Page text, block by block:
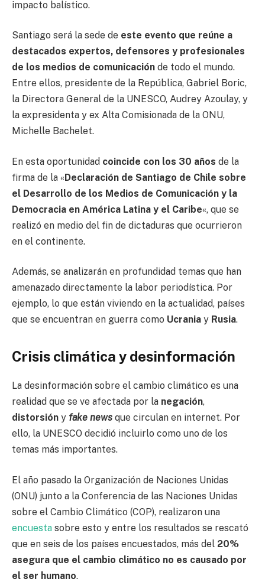
impacto balístico.
Santiago será la sede de este evento que reúne a
destacados expertos, defensores y profesionales
de los medios de comunicación de todo el mundo.
Entre ellos, presidente de la República, Gabriel Boric,
la Directora General de la UNESCO, Audrey Azoulay, y
la expresidenta y ex Alta Comisionada de la ONU,
Michelle Bachelet.
En esta oportunidad coincide con los 30 años de la
firma de la «Declaración de Santiago de Chile sobre
el Desarrollo de los Medios de Comunicación y la
Democracia en América Latina y el Caribe«, que se
realizó en medio del fin de dictaduras que ocurrieron
en el continente.
Además, se analizarán en profundidad temas que han
amenazado directamente la labor periodística. Por
ejemplo, lo que están viviendo en la actualidad, países
que se encuentran en guerra como Ucrania y Rusia.
Crisis climática y desinformación
La desinformación sobre el cambio climático es una
realidad que se ve afectada por la negación,
distorsión y fake news que circulan en internet. Por
ello, la UNESCO decidió incluirlo como uno de los
temas más importantes.
El año pasado la Organización de Naciones Unidas
(ONU) junto a la Conferencia de las Naciones Unidas
sobre el Cambio Climático (COP), realizaron una
encuesta sobre esto y entre los resultados se rescató
que en seis de los países encuestados, más del 20%
asegura que el cambio climático no es causado por
el ser humano.